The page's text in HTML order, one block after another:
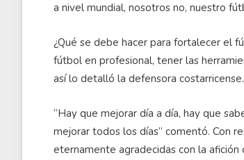
a nivel mundial, nosotros no, nuestro
¿Qué se debe hacer para fortalecer el
fútbol en profesional, tener las
así lo detalló la defensora costarricense.
“Hay que mejorar día a día, hay que
mejorar todos los días” comentó. Con
eternamente agradecidas con la